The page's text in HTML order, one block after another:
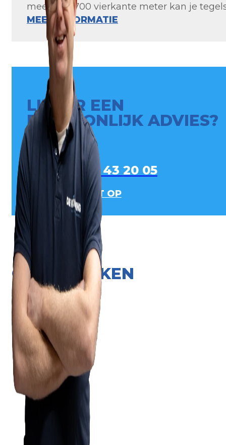
meer dan 700 vierkante meter kan je
MEER INFORMATIE
LIEVER EEN
PERSOONLIJK ADVIES?
0413 - 43 20 05
NEEM CONTACT OP
ONZE MERKEN